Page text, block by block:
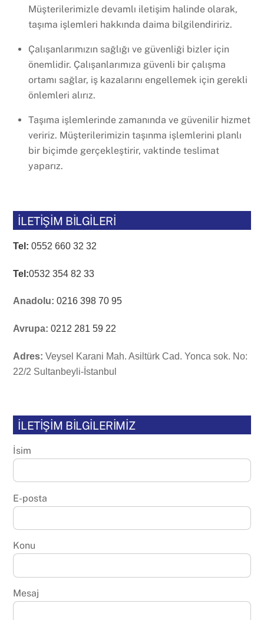
Müşterilerimizle devamlı iletişim halinde olarak,
taşıma işlemleri hakkında daima bilgilendiririz.
Çalışanlarımızın sağlığı ve güvenliği bizler için
önemlidir. Çalışanlarımıza güvenli bir çalışma
ortamı sağlar, iş kazalarını engellemek için gerekli
önlemleri alırız.
Taşıma işlemlerinde zamanında ve güvenilir hizmet
veririz. Müşterilerimizin taşınma işlemlerini planlı
bir biçimde gerçekleştirir, vaktinde teslimat
yaparız.
İLETİŞİM BİLGİLERİ
Tel: 0552 660 32 32
Tel:0532 354 82 33
Anadolu: 0216 398 70 95
Avrupa: 0212 281 59 22
Adres: Veysel Karani Mah. Asiltürk Cad. Yonca sok. No:
22/2 Sultanbeyli-İstanbul
İLETİŞİM BİLGİLERİMİZ
İsim
E-posta
Konu
Mesaj